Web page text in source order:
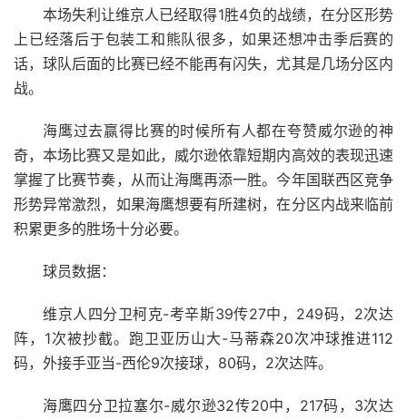
本场失利让维京人已经取得1胜4负的战绩，在分区形势
上已经落后于包装工和熊队很多，如果还想冲击季后赛的
话，球队后面的比赛已经不能再有闪失，尤其是几场分区内
战。
海鹰过去赢得比赛的时候所有人都在夸赞威尔逊的神
奇，本场比赛又是如此，威尔逊依靠短期内高效的表现迅速
掌握了比赛节奏，从而让海鹰再添一胜。今年国联西区竞争
形势异常激烈，如果海鹰想要有所建树，在分区内战来临前
积累更多的胜场十分必要。
球员数据：
维京人四分卫柯克-考辛斯39传27中，249码，2次达
阵，1次被抄截。跑卫亚历山大-马蒂森20次冲球推进112
码，外接手亚当-西伦9次接球，80码，2次达阵。
海鹰四分卫拉塞尔-威尔逊32传20中，217码，3次达